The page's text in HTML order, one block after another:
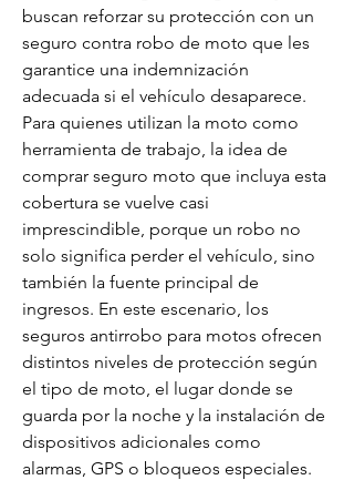
buscan reforzar su protección con un
seguro contra robo de moto que les
garantice una indemnización
adecuada si el vehículo desaparece.
Para quienes utilizan la moto como
herramienta de trabajo, la idea de
comprar seguro moto que incluya esta
cobertura se vuelve casi
imprescindible, porque un robo no
solo significa perder el vehículo, sino
también la fuente principal de
ingresos. En este escenario, los
seguros antirrobo para motos ofrecen
distintos niveles de protección según
el tipo de moto, el lugar donde se
guarda por la noche y la instalación de
dispositivos adicionales como
alarmas, GPS o bloqueos especiales.